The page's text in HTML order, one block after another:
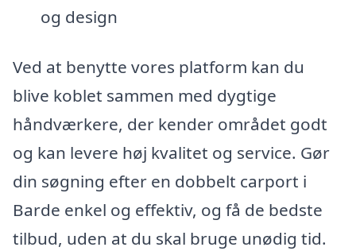
og design
Ved at benytte vores platform kan du
blive koblet sammen med dygtige
håndværkere, der kender området godt
og kan levere høj kvalitet og service. Gør
din søgning efter en dobbelt carport i
Barde enkel og effektiv, og få de bedste
tilbud, uden at du skal bruge unødig tid.